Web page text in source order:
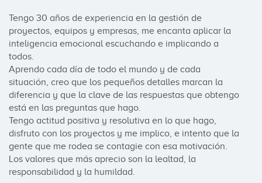
Tengo 30 años de experiencia en la gestión de
proyectos, equipos y empresas, me encanta aplicar la
inteligencia emocional escuchando e implicando a
todos.
Aprendo cada día de todo el mundo y de cada
situación, creo que los pequeños detalles marcan la
diferencia y que la clave de las respuestas que obtengo
está en las preguntas que hago.
Tengo actitud positiva y resolutiva en lo que hago,
disfruto con los proyectos y me implico, e intento que la
gente que me rodea se contagie con esa motivación.
Los valores que más aprecio son la lealtad, la
responsabilidad y la humildad.